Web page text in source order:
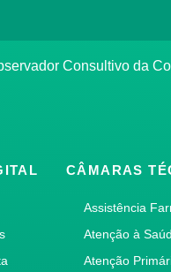
Consultivo da
CÂMARAS
Assistência
Atenção à
Atenção